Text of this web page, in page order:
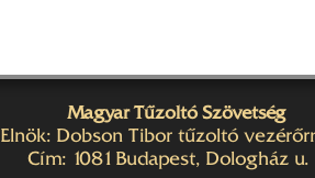
Magyar Tűzoltó Szövetség
Elnök: Dobson Tibor tűzoltó
Cím: 1081 Budapest, Dologház u.